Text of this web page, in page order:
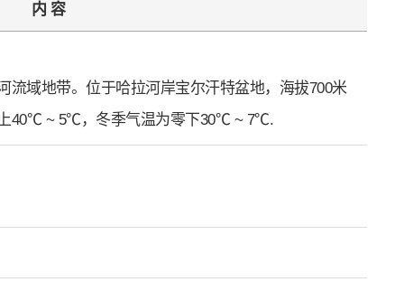
内 容
流域地带。位于哈拉河岸宝尔汗特盆地，海拔700米
40℃ ~ 5℃，冬季气温为零下30℃ ~ 7℃.